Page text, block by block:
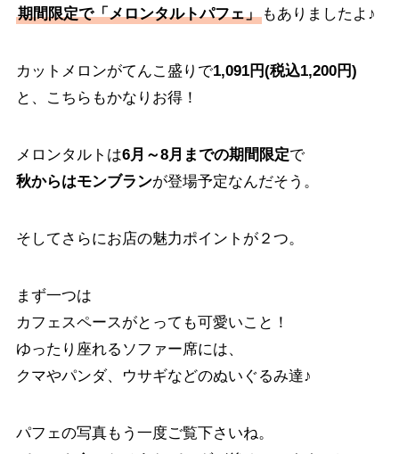
期間限定で「メロンタルトパフェ」もありましたよ♪
カットメロンがてんこ盛りで1,091円(税込1,200円)
と、こちらもかなりお得！
メロンタルトは6月～8月までの期間限定で
秋からはモンブランが登場予定なんだそう。
そしてさらにお店の魅力ポイントが２つ。
まず一つは
カフェスペースがとっても可愛いこと！
ゆったり座れるソファー席には、
クマやパンダ、ウサギなどのぬいぐるみ達♪
パフェの写真もう一度ご覧下さいね。